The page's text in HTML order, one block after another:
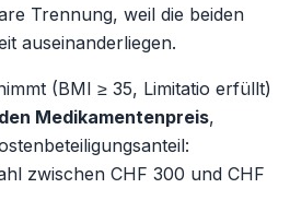
Trennung, weil die beiden
auseinanderliegen.
(BMI ≥ 35, Limitatio erfüllt)
Medikamentenpreis,
zwischen CHF 300 und CHF